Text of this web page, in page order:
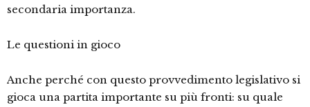
secondaria importanza.
Le questioni in gioco
Anche perché con questo provvedimento legislativo si
gioca una partita importante su più fronti: su quale